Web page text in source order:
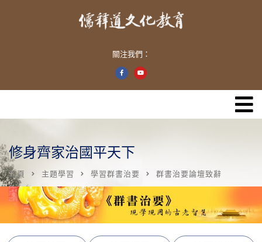
關注我們：
修身齊家治國平天下
首頁 主題學習 學習群書治要 群書治要論壇致辭